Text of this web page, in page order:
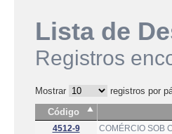
Lista de
Registros
Mostrar
registros por
Código
4512-9
COMÉRCIO SOB